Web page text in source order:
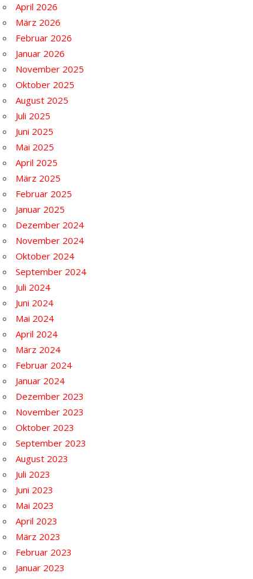
April 2026
März 2026
Februar 2026
Januar 2026
November 2025
Oktober 2025
August 2025
Juli 2025
Juni 2025
Mai 2025
April 2025
März 2025
Februar 2025
Januar 2025
Dezember 2024
November 2024
Oktober 2024
September 2024
Juli 2024
Juni 2024
Mai 2024
April 2024
März 2024
Februar 2024
Januar 2024
Dezember 2023
November 2023
Oktober 2023
September 2023
August 2023
Juli 2023
Juni 2023
Mai 2023
April 2023
März 2023
Februar 2023
Januar 2023